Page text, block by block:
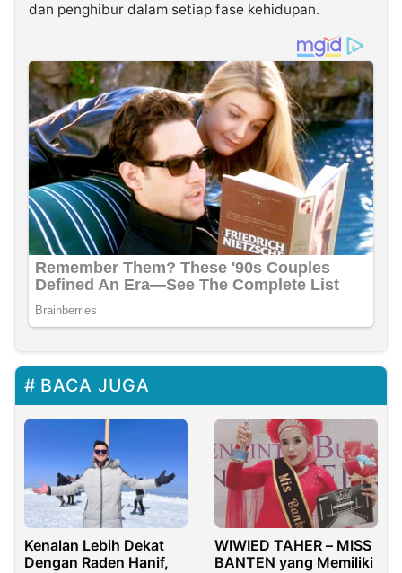
dan penghibur dalam setiap fase kehidupan.
BACA JUGA
Kenalan Lebih Dekat
Dengan Raden Hanif,
WIWIED TAHER – MISS
BANTEN yang Memiliki